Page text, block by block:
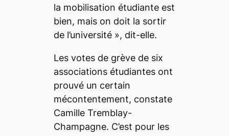
la mobilisation étudiante est
bien, mais on doit la sortir
de l’université », dit-elle.
Les votes de grève de six
associations étudiantes ont
prouvé un certain
mécontentement, constate
Camille Tremblay-
Champagne. C’est pour les